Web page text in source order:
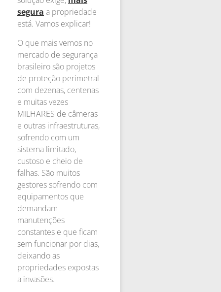
segura a propriedade
está. Vamos explicar!
O que mais vemos no
mercado de segurança
brasileiro são projetos
de proteção perimetral
com dezenas, centenas
e muitas vezes
MILHARES de câmeras
e outras infraestruturas,
sofrendo com um
sistema limitado,
custoso e cheio de
falhas. São muitos
gestores sofrendo com
equipamentos que
demandam
manutenções
constantes e que ficam
sem funcionar por dias,
deixando as
propriedades expostas
a invasões.